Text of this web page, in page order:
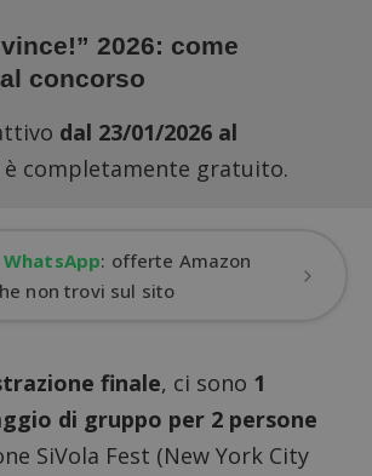
2026: come
concorso
dal 23/01/2026 al
è completamente gratuito.
WhatsApp: offerte Amazon
non trovi sul sito
finale, ci sono 1
di gruppo per 2 persone
SiVola Fest (New York City